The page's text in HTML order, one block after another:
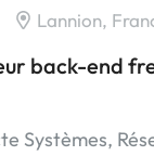
Lannion,
back-end
Systèmes,